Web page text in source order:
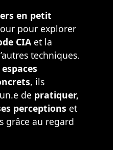
en petit
pour explorer
CIA et la
techniques.
espaces
, ils
de pratiquer,
perceptions et
grâce au regard